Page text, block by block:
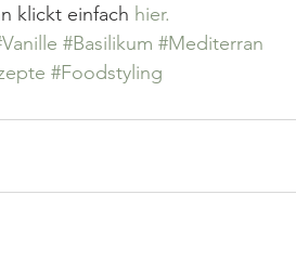
klickt einfach hier.
#Basilikum #Mediterran
#Foodstyling